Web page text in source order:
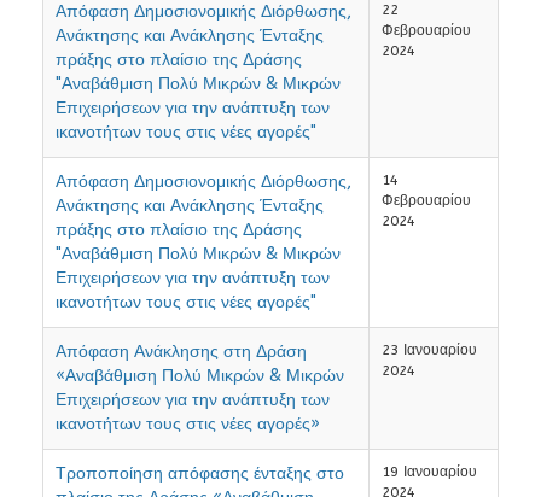
Απόφαση Δημοσιονομικής Διόρθωσης,
Ανάκτησης και Ανάκλησης Ένταξης
πράξης στο πλαίσιο της Δράσης
"Αναβάθμιση Πολύ Μικρών & Μικρών
Επιχειρήσεων για την ανάπτυξη των
ικανοτήτων τους στις νέες αγορές"
22
Φεβρουαρίου
2024
Απόφαση Δημοσιονομικής Διόρθωσης,
Ανάκτησης και Ανάκλησης Ένταξης
πράξης στο πλαίσιο της Δράσης
"Αναβάθμιση Πολύ Μικρών & Μικρών
Επιχειρήσεων για την ανάπτυξη των
ικανοτήτων τους στις νέες αγορές"
14
Φεβρουαρίου
2024
Απόφαση Ανάκλησης στη Δράση
«Αναβάθμιση Πολύ Μικρών & Μικρών
Επιχειρήσεων για την ανάπτυξη των
ικανοτήτων τους στις νέες αγορές»
23 Ιανουαρίου
2024
Τροποποίηση απόφασης ένταξης στο
19 Ιανουαρίου
2024